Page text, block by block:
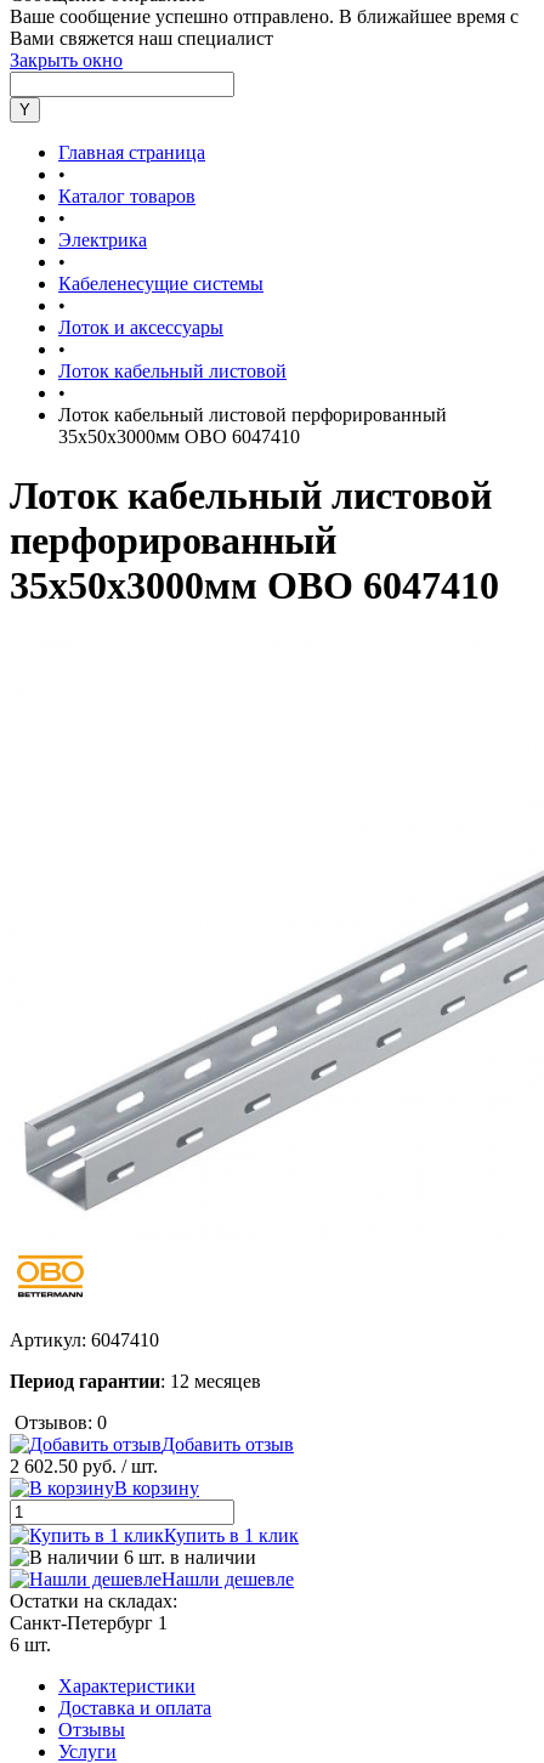
Ваше сообщение успешно отправлено. В ближайшее время с
Вами свяжется наш специалист
Закрыть окно
Главная страница
•
Каталог товаров
•
Электрика
•
Кабеленесущие системы
•
Лоток и аксессуары
•
Лоток кабельный листовой
•
Лоток кабельный листовой перфорированный
35х50х3000мм OBO 6047410
Лоток кабельный листовой
перфорированный
35х50х3000мм OBO 6047410
Артикул: 6047410
Период гарантии: 12 месяцев
Отзывов: 0
Добавить отзыв
2 602.50 руб. / шт.
В корзину
Купить в 1 клик
6 шт. в наличии
Нашли дешевле
Остатки на складах:
Санкт-Петербург 1
6 шт.
Характеристики
Доставка и оплата
Отзывы
Услуги